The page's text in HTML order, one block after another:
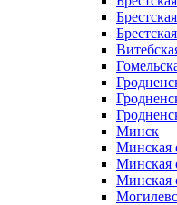
Минск
Минская
Минская
Минская